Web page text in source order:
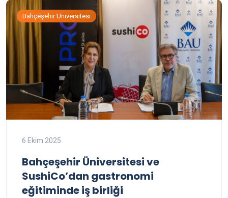
Bahçeşehir Üniversitesi
6 Ekim 2025
Bahçeşehir Üniversitesi ve
SushiCo’dan gastronomi
eğitiminde iş birliği